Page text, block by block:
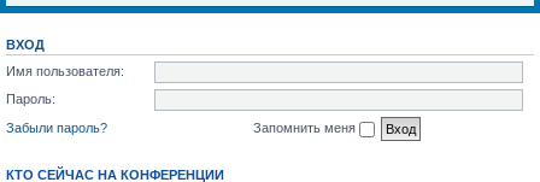
ВХОД
Имя пользователя:
Пароль:
Забыли пароль?
Запомнить меня
КТО СЕЙЧАС НА КОНФЕРЕНЦИИ